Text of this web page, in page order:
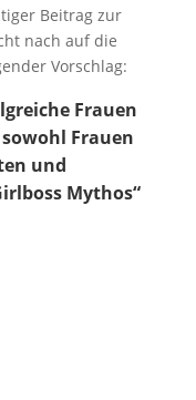
Beitrag zur
nach auf die
Vorschlag:
Frauen
Frauen
und
Mythos“